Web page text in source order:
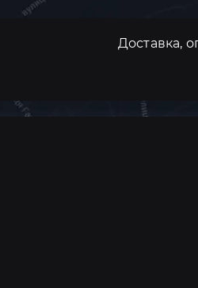
Доставка,